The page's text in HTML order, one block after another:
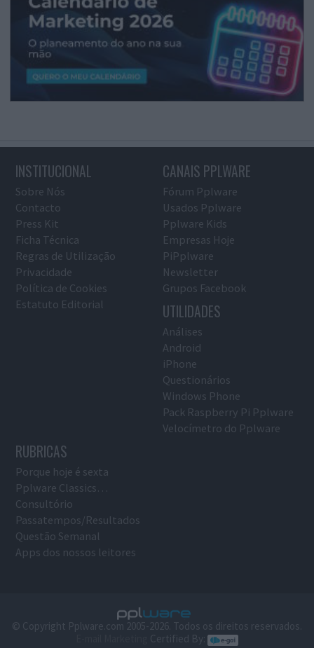
INSTITUCIONAL
Sobre Nós
Contacto
Press Kit
Ficha Técnica
Regras de Utilização
Privacidade
Política de Cookies
Estatuto Editorial
CANAIS PPLWARE
Fórum Pplware
Usados Pplware
Pplware Kids
Empresas Hoje
PiPplware
Newsletter
Grupos Facebook
UTILIDADES
Análises
Android
iPhone
Questionários
Windows Phone
Pack Raspberry Pi Pplware
Velocímetro do Pplware
RUBRICAS
Porque hoje é sexta
Pplware Classics…
Consultório
Passatempos/Resultados
Questão Semanal
Apps dos nossos leitores
© Copyright Pplware.com 2005-2026. Todos os direitos reservados.
Certified By: